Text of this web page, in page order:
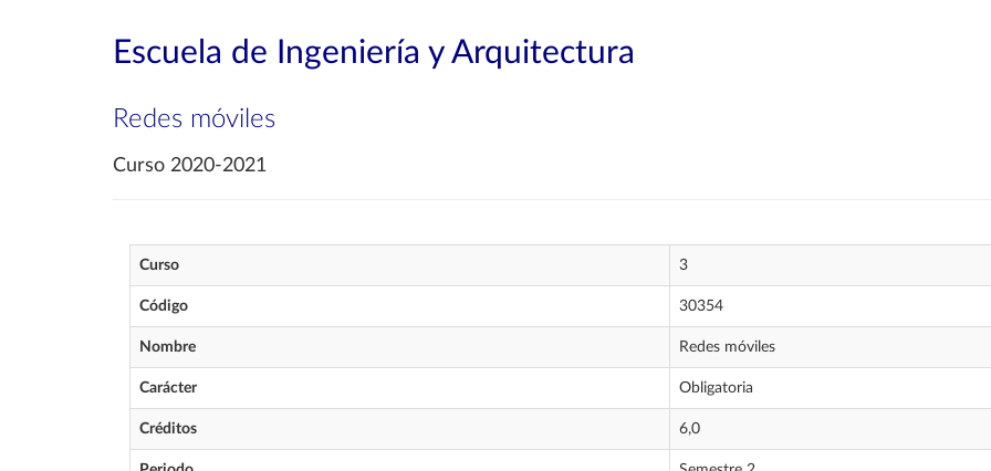
Escuela de Ingeniería y Arquitectura
Redes móviles
Curso 2020-2021
Curso 3
Código 30354
Nombre Redes móviles
Carácter Obligatoria
Créditos 6,0